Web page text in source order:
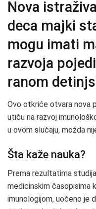
Nova
deca majki
mogu imati
razvoja
ranom
Ovo otkriće otvara nova
utiču na razvoj
u ovom slučaju, možda
Šta kaže nauka?
Prema rezultatima
medicinskim časopisima
imunologijom, uočeno je